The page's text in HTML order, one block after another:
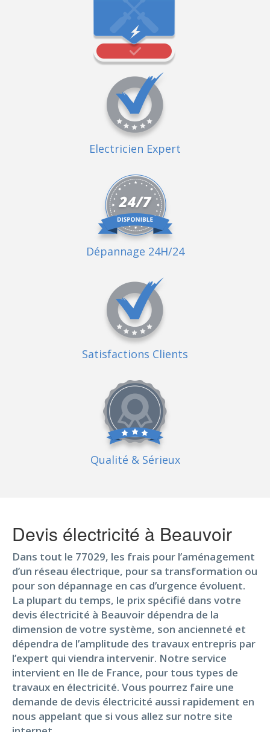
Electricien Expert
Dépannage 24H/24
Satisfactions Clients
Qualité & Sérieux
Devis électricité à Beauvoir
Dans tout le 77029, les frais pour l’aménagement
d’un réseau électrique, pour sa transformation ou
pour son dépannage en cas d’urgence évoluent.
La plupart du temps, le prix spécifié dans votre
devis électricité à Beauvoir dépendra de la
dimension de votre système, son ancienneté et
dépendra de l’amplitude des travaux entrepris par
l’expert qui viendra intervenir. Notre service
intervient en Ile de France, pour tous types de
travaux en électricité. Vous pourrez faire une
demande de devis électricité aussi rapidement en
nous appelant que si vous allez sur notre site